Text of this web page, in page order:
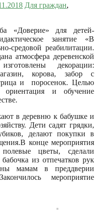
Для граждан,
«Доверие» для детей-
занятие «В
средовой реабилитации.
атмосфера деревенской
декорации:
корова, забор с
и поросенок. Целью
ориентация и обучение
в деревню к бабушке и
Дети садят грядки,
делают покупки в
конце мероприятия
цветы, сделали
из отпечатков рук
мамам в преддверии
мероприятие